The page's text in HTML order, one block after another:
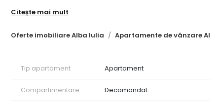
Oferte imobiliare Alba Iulia Apartamente de vânzare
Suprafață totală: 68 mp
• Logie: 3,70 mp
Facilități și dotări moderne:
• Aer condiționat 9000 BTU inclus
• Finisaje moderne și materiale de calitate
• Interfon, sistem de supraveghere video în zonele comune
• Panouri fotovoltaice pentru consumul spațiilor comune
Citește mai mult
Tip apartament Apartament
Compartimentare Decomandat